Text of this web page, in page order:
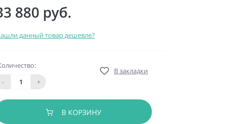
880 руб.
данный товар дешевле?
-
+
В закладки
В КОРЗИНУ